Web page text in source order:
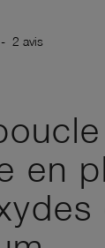
- 2 avis
en